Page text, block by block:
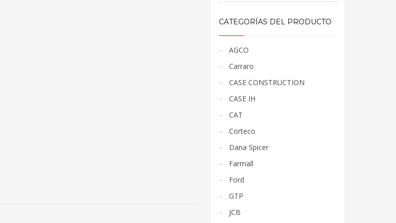
CATEGORÍAS DEL PRODUCTO
AGCO
Carraro
CASE CONSTRUCTION
CASE IH
CAT
Corteco
Dana Spicer
Farmall
Ford
GTP
JCB